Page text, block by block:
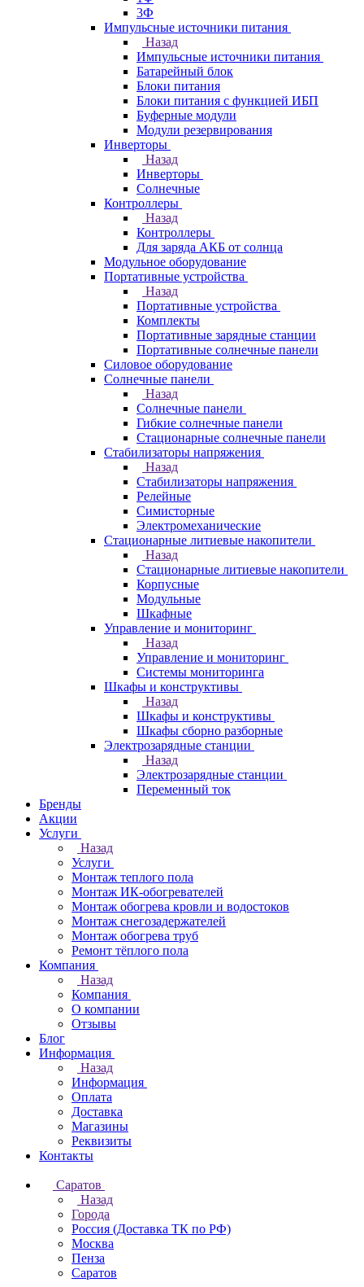
3Ф
Импульсные источники питания
Назад
Импульсные источники питания
Батарейный блок
Блоки питания
Блоки питания с функцией ИБП
Буферные модули
Модули резервирования
Инверторы
Назад
Инверторы
Солнечные
Контроллеры
Назад
Контроллеры
Для заряда АКБ от солнца
Модульное оборудование
Портативные устройства
Назад
Портативные устройства
Комплекты
Портативные зарядные станции
Портативные солнечные панели
Силовое оборудование
Солнечные панели
Назад
Солнечные панели
Гибкие солнечные панели
Стационарные солнечные панели
Стабилизаторы напряжения
Назад
Стабилизаторы напряжения
Релейные
Симисторные
Электромеханические
Стационарные литиевые накопители
Назад
Стационарные литиевые накопители
Корпусные
Модульные
Шкафные
Управление и мониторинг
Назад
Управление и мониторинг
Системы мониторинга
Шкафы и конструктивы
Назад
Шкафы и конструктивы
Шкафы сборно разборные
Электрозарядные станции
Назад
Электрозарядные станции
Переменный ток
Бренды
Акции
Услуги
Назад
Услуги
Монтаж теплого пола
Монтаж ИК-обогревателей
Монтаж обогрева кровли и водостоков
Монтаж снегозадержателей
Монтаж обогрева труб
Ремонт тёплого пола
Компания
Назад
Компания
О компании
Отзывы
Блог
Информация
Назад
Информация
Оплата
Доставка
Магазины
Реквизиты
Контакты
Саратов
Назад
Города
Россия (Доставка ТК по РФ)
Москва
Пенза
Саратов